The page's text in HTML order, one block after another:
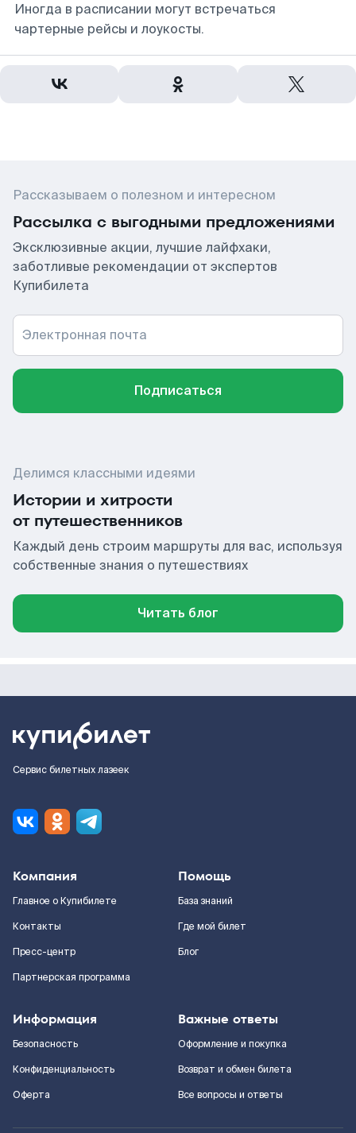
Иногда в расписании могут встречаться
чартерные рейсы и лоукосты.
Рассказываем о полезном и интересном
Рассылка с выгодными предложениями
Эксклюзивные акции, лучшие лайфхаки,
заботливые рекомендации от экспертов
Купибилета
Электронная почта
Подписаться
Делимся классными идеями
Истории и хитрости
от путешественников
Каждый день строим маршруты для вас, используя
собственные знания о путешествиях
Читать блог
Сервис билетных лазеек
Компания
Главное о Купибилете
Контакты
Пресс-центр
Партнерская программа
Помощь
База знаний
Где мой билет
Блог
Информация
Безопасность
Конфиденциальность
Оферта
Важные ответы
Оформление и покупка
Возврат и обмен билета
Все вопросы и ответы